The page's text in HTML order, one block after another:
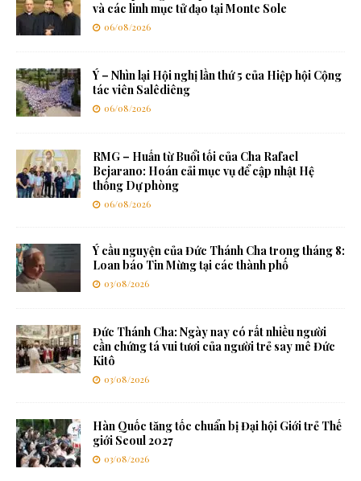
và các linh mục tử đạo tại Monte Sole
06/08/2026
Ý – Nhìn lại Hội nghị lần thứ 5 của Hiệp hội Cộng
tác viên Salêdiêng
06/08/2026
RMG – Huấn từ Buổi tối của Cha Rafael
Bejarano: Hoán cải mục vụ để cập nhật Hệ
thống Dự phòng
06/08/2026
Ý cầu nguyện của Đức Thánh Cha trong tháng 8:
Loan báo Tin Mừng tại các thành phố
03/08/2026
Đức Thánh Cha: Ngày nay có rất nhiều người
cần chứng tá vui tươi của người trẻ say mê Đức
Kitô
03/08/2026
Hàn Quốc tăng tốc chuẩn bị Đại hội Giới trẻ Thế
giới Seoul 2027
03/08/2026